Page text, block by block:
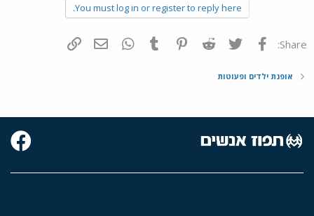
You must log in or register to reply here.
Share: פייסבוק Twitter
Reddit
Pinterest
Tumblr
WhatsAppדואר אלקטרוני
אופנת ילדים ופעוטות